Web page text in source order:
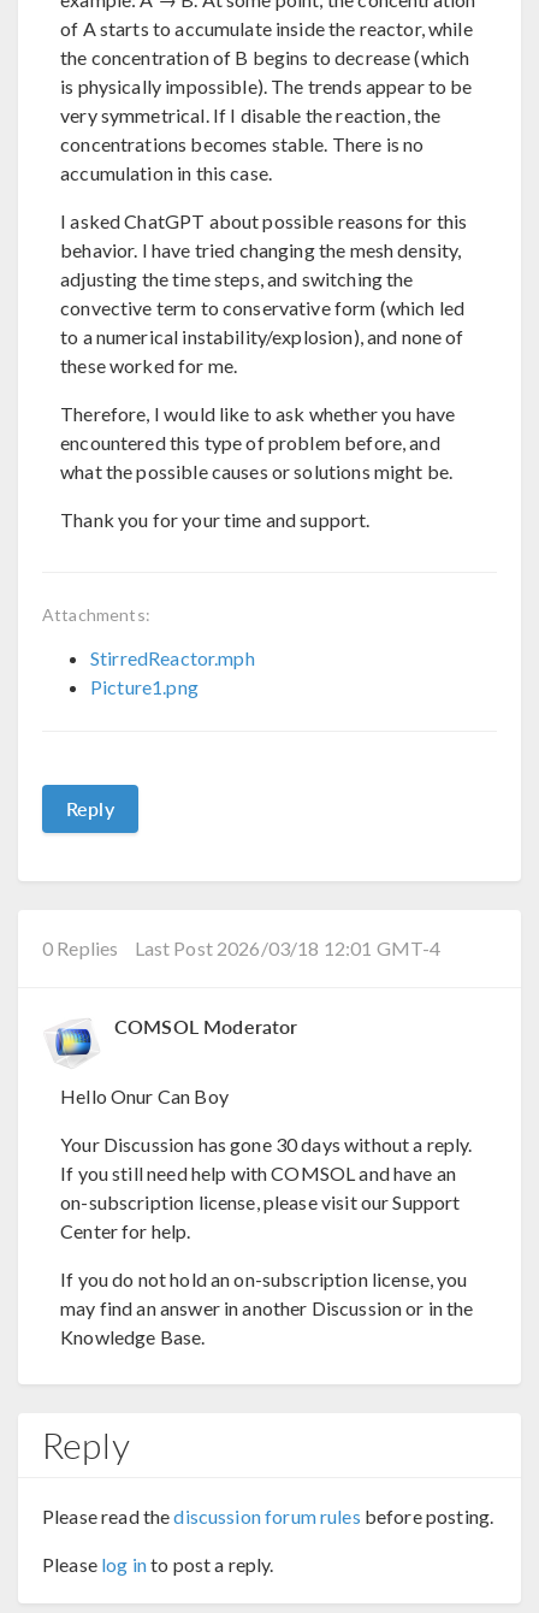
of A starts to accumulate inside the reactor, while
the concentration of B begins to decrease (which
is physically impossible). The trends appear to be
very symmetrical. If I disable the reaction, the
concentrations becomes stable. There is no
accumulation in this case.
I asked ChatGPT about possible reasons for this
behavior. I have tried changing the mesh density,
adjusting the time steps, and switching the
convective term to conservative form (which led
to a numerical instability/explosion), and none of
these worked for me.
Therefore, I would like to ask whether you have
encountered this type of problem before, and
what the possible causes or solutions might be.
Thank you for your time and support.
Attachments:
StirredReactor.mph
Picture1.png
Reply
0 Replies Last Post 2026/03/18 12:01 GMT-4
COMSOL Moderator
Hello Onur Can Boy
Your Discussion has gone 30 days without a reply.
If you still need help with COMSOL and have an
on-subscription license, please visit our Support
Center for help.
If you do not hold an on-subscription license, you
may find an answer in another Discussion or in the
Knowledge Base.
Reply
Please read thediscussion forum rules before posting.
Please log into post a reply.